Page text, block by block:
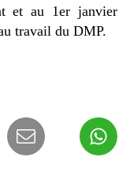
et au 1er janvier
travail du DMP.